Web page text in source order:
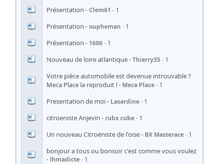
Présentation Clem61 1
Présentation oupheman 1
Présentation 1606 1
Nouveau de loire atlantique Thierry35 1
Votre pièce automobile est devenue introuvable ?
Meca Place la reproduit !
Meca Place 1
Presentation de moi Lasardine 1
citroeniste Anjevin rubx cube 1
Un nouveau Citroëniste de l'oise BX Masterace 1
bonjour a tous ou bonsoir c'est comme vous voulez
lhmadicte 1